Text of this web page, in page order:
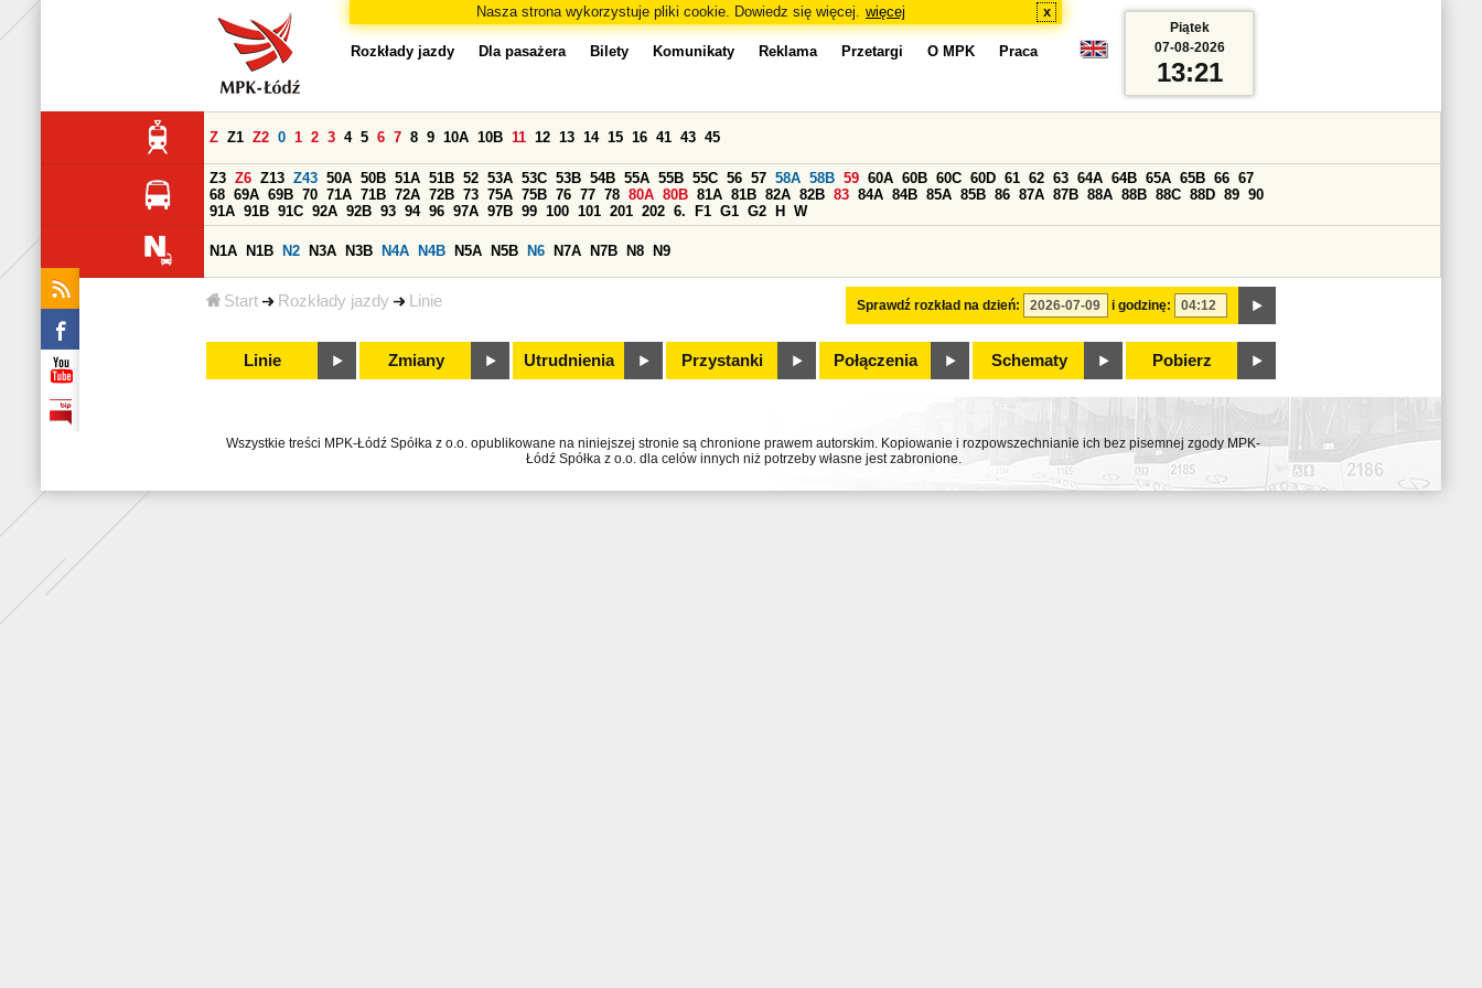
Nasza strona wykorzystuje pliki cookie. Dowiedz się więcej. więcej x
Start Rozkłady jazdy Linie
Rozkłady jazdy Dla pasażera Bilety Komunikaty Reklama Przetargi O MPK Praca
Sprawdź rozkład na dzień: i godzinę:
Z Z1 Z2 0 1 2 3 4 5 6 7 8 9 10A 10B 11 12 13 14 15 16 41 43 45
Z3 Z6 Z13 Z43 50A 50B 51A 51B 52 53A 53C 53B 54B 55A 55B 55C 56 57 58A 58B 59 60A 60B 60C 60D 61 62 63 64A 64B 65A 65B 66 67
68 69A 69B 70 71A 71B 72A 72B 73 75A 75B 76 77 78 80A 80B 81A 81B 82A 82B 83 84A 84B 85A 85B 86 87A 87B 88A 88B 88C 88D 89 90
91A 91B 91C 92A 92B 93 94 96 97A 97B 99 100 101 201 202 6. F1 G1 G2 H W
N1A N1B N2 N3A N3B N4A N4B N5A N5B N6 N7A N7B N8 N9
Linie Zmiany Utrudnienia Przystanki Połączenia Schematy Pobierz
Piątek
07-08-2026
13:21
Wszystkie treści MPK-Łódź Spółka z o.o. opublikowane na niniejszej stronie są chronione prawem autorskim. Kopiowanie i rozpowszechnianie ich bez pisemnej zgody MPK-
Łódź Spółka z o.o. dla celów innych niż potrzeby własne jest zabronione.